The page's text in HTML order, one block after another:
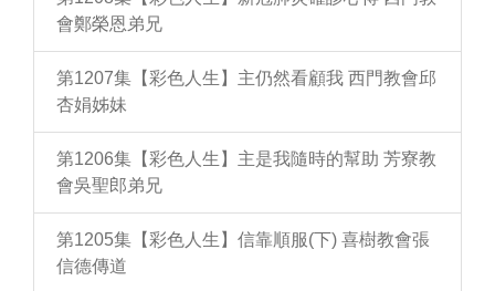
會鄭榮恩弟兄
第1207集【彩色人生】主仍然看顧我 西門教會邱
杏娟姊妹
第1206集【彩色人生】主是我隨時的幫助 芳寮教
會吳聖郎弟兄
第1205集【彩色人生】信靠順服(下) 喜樹教會張
信德傳道